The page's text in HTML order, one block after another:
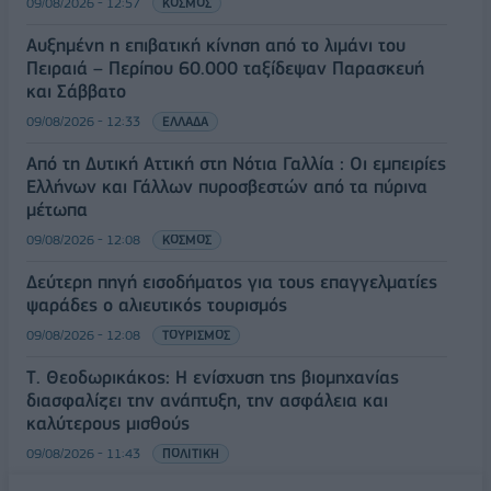
Αυξημένη η επιβατική κίνηση από το λιμάνι του
Πειραιά – Περίπου 60.000 ταξίδεψαν Παρασκευή
και Σάββατο
09/08/2026 - 12:33 ΕΛΛΑΔΑ
Από τη Δυτική Αττική στη Νότια Γαλλία : Οι εμπειρίες
Ελλήνων και Γάλλων πυροσβεστών από τα πύρινα
μέτωπα
09/08/2026 - 12:08 ΚΟΣΜΟΣ
Δεύτερη πηγή εισοδήματος για τους επαγγελματίες
ψαράδες ο αλιευτικός τουρισμός
09/08/2026 - 12:08 ΤΟΥΡΙΣΜΟΣ
Τ. Θεοδωρικάκος: Η ενίσχυση της βιομηχανίας
διασφαλίζει την ανάπτυξη, την ασφάλεια και
καλύτερους μισθούς
09/08/2026 - 11:43 ΠΟΛΙΤΙΚΗ